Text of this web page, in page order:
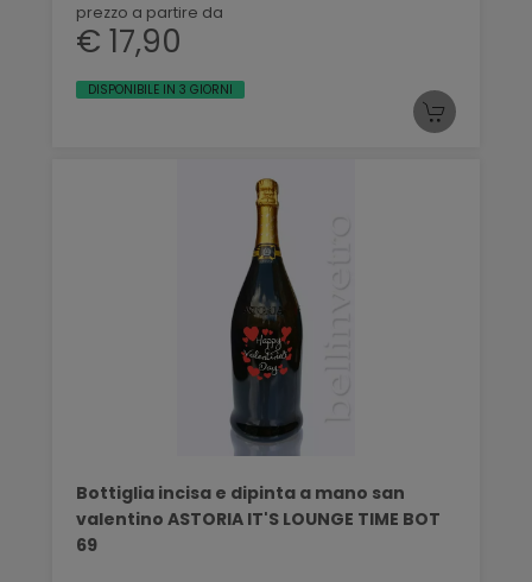
prezzo a partire da
€ 17,90
DISPONIBILE IN 3 GIORNI
Bottiglia incisa e dipinta a mano san
valentino ASTORIA IT'S LOUNGE TIME BOT
69